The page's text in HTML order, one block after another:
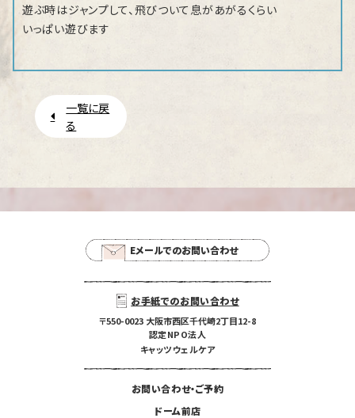
遊ぶ時はジャンプして、飛びついて息があがるくらい
いっぱい遊びます
一覧に戻
る
Eメールでのお問い合わせ
お手紙でのお問い合わせ
〒550-0023 大阪市西区千代崎2丁目12-8
認定NPO法人
キャッツウェルケア
お問い合わせ・ご予約
ドーム前店